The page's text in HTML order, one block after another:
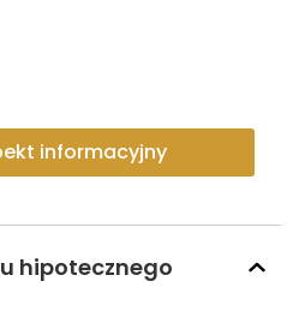
informacyjny
hipotecznego